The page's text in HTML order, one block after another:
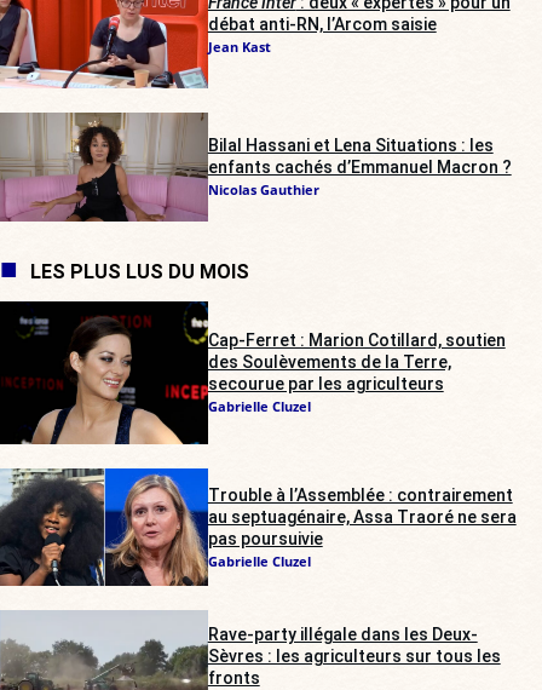
débat anti-RN, l’Arcom saisie
Jean Kast
Bilal Hassani et Lena Situations : les
enfants cachés d’Emmanuel Macron ?
Nicolas Gauthier
LES PLUS LUS DU MOIS
Cap-Ferret : Marion Cotillard, soutien
des Soulèvements de la Terre,
secourue par les agriculteurs
Gabrielle Cluzel
Trouble à l’Assemblée : contrairement
au septuagénaire, Assa Traoré ne sera
pas poursuivie
Gabrielle Cluzel
Rave-party illégale dans les Deux-
Sèvres : les agriculteurs sur tous les
fronts